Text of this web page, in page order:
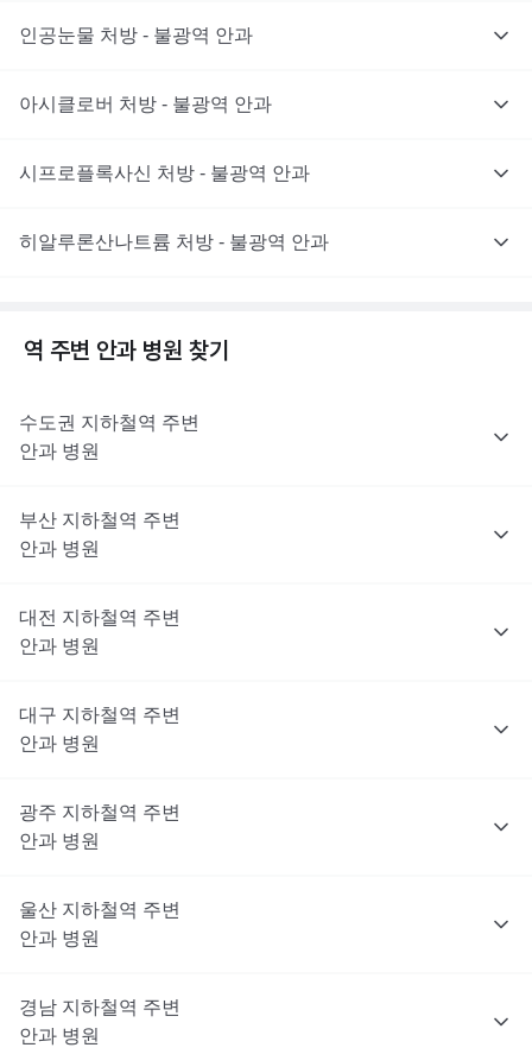
인공눈물 처방 - 불광역 안과
아시클로버 처방 - 불광역 안과
시프로플록사신 처방 - 불광역 안과
히알루론산나트륨 처방 - 불광역 안과
역 주변 안과 병원 찾기
수도권 지하철역 주변
안과 병원
부산 지하철역 주변
안과 병원
대전 지하철역 주변
안과 병원
대구 지하철역 주변
안과 병원
광주 지하철역 주변
안과 병원
울산 지하철역 주변
안과 병원
경남 지하철역 주변
안과 병원